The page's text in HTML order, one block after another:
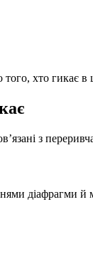
хто
з
діафрагми й